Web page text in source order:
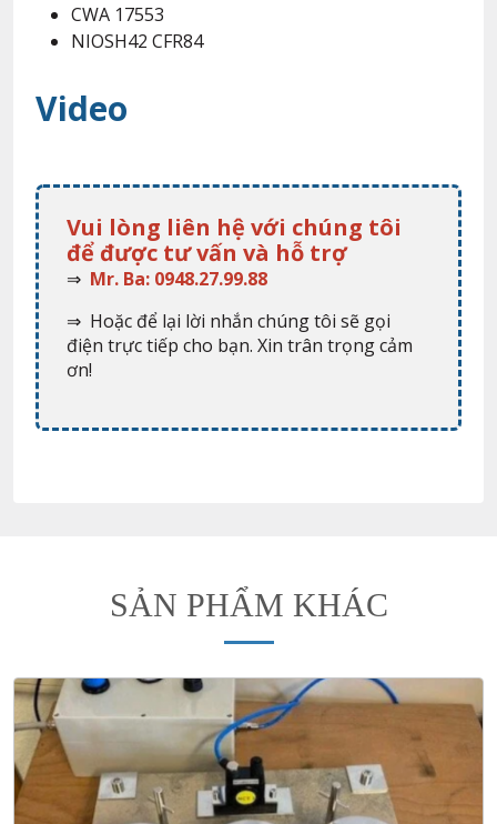
CWA 17553
NIOSH42 CFR84
Video
Vui lòng liên hệ với chúng tôi
để được tư vấn và hỗ trợ
⇒ Mr. Ba: 0948.27.99.88
⇒ Hoặc để lại lời nhắn chúng tôi sẽ gọi
điện trực tiếp cho bạn. Xin trân trọng cảm
ơn!
SẢN PHẨM KHÁC